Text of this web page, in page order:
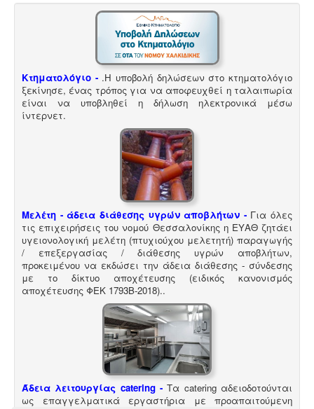
εκδίδεται μετά από την έγκριση της σχετικής
περιβαλλοντικής μελέτης οργάνωσης του δικτύου
συλλογής και μεταφοράς και της ασφάλισης
περιβαλλοντικής ευθύνης.
Σύστημα διαχείρισης ποιότητας ISO
επιχειρήσεις προκειμένου να είναι ελκυστικές στο
πελατειακό κοινό χρειάζεται να πιστοποιηθούν κατά
. Αυτό είτε απαιτείται για δουλειές με το δημόσιο
(δημοπρασίες) ή από τη νομοθεσία (τρόφιμα-ποτά) ή
αποτελεί κανόνα της αγοράς (εξαγωγές). Κλειδί στην
διαδικασία είναι η μελέτη διαχείρισης ποιότητας.
Μελέτη και εγκατάσταση λιποσυλλέκτη -
επιχειρήσεις μαζικής εστίασης, η χρήση λιποσυλλέκτη,
κατόπιν υγειονολογικής μελέτης, συμβατής με τα
πρότυπα DIN 1986-100α, EN 1825-1+2, DIN 4040-100 είναι
υποχρεωτική από την υγειονομική διάταξη Υ1γ / ΓΠ /
Κτηματολόγιο - .Η υποβολή δηλώσεων στο κτηματολόγιο
ξεκίνησε, ένας τρόπος για να αποφευχθεί η ταλαιπωρία
είναι να υποβληθεί η δήλωση ηλεκτρονικά μέσω
ίντερνετ.
Μελέτη - άδεια διάθεσης υγρών αποβλήτων - Για όλες
τις επιχειρήσεις του νομού Θεσσαλονίκης η ΕΥΑΘ ζητάει
υγειονολογική μελέτη (πτυχιούχου μελετητή) παραγωγής
/ επεξεργασίας / διάθεσης υγρών αποβλήτων,
προκειμένου να εκδώσει την άδεια διάθεσης - σύνδεσης
με το δίκτυο αποχέτευσης (ειδικός κανονισμός
αποχέτευσης ΦΕΚ 1793Β-2018)..
Άδεια λειτουργίας catering - Τα catering αδειοδοτούνται
ως επαγγελματικά εργαστήρια με προαπαιτούμενη